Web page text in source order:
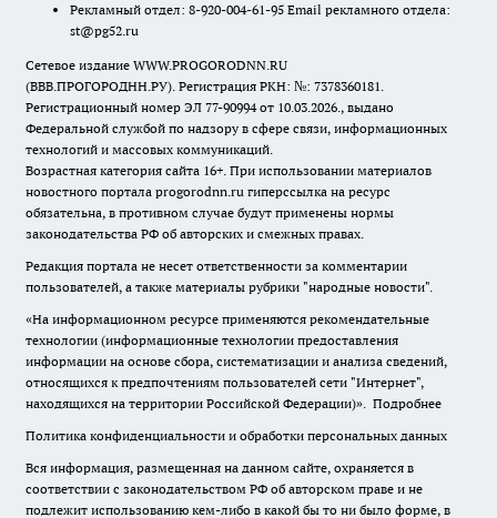
Рекламный отдел: 8-920-004-61-95 Email рекламного отдела:
st@pg52.ru
Сетевое издание WWW.PROGORODNN.RU
(ВВВ.ПРОГОРОДНН.РУ). Регистрация РКН: №: 7378360181.
Регистрационный номер ЭЛ 77-90994 от 10.03.2026., выдано
Федеральной службой по надзору в сфере связи, информационных
технологий и массовых коммуникаций.
Возрастная категория сайта 16+. При использовании материалов
новостного портала progorodnn.ru гиперссылка на ресурс
обязательна, в противном случае будут применены нормы
законодательства РФ об авторских и смежных правах.
Редакция портала не несет ответственности за комментарии
пользователей, а также материалы рубрики "народные новости".
«На информационном ресурсе применяются рекомендательные
технологии (информационные технологии предоставления
информации на основе сбора, систематизации и анализа сведений,
относящихся к предпочтениям пользователей сети "Интернет",
находящихся на территории Российской Федерации)». Подробнее
Политика конфиденциальности и обработки персональных данных
Вся информация, размещенная на данном сайте, охраняется в
соответствии с законодательством РФ об авторском праве и не
подлежит использованию кем-либо в какой бы то ни было форме, в